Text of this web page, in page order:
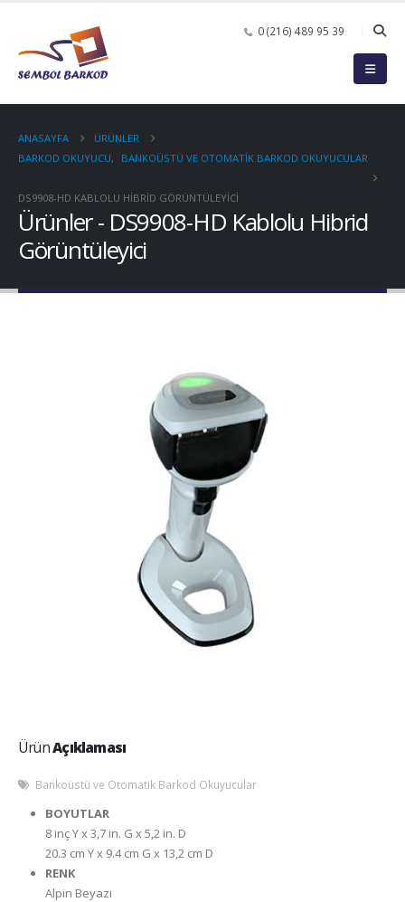
0 (216) 489 95 39
ANASAYFA
ÜRÜNLER
BARKOD OKUYUCU, BANKOÜSTÜ VE OTOMATIK BARKOD OKUYUCULAR
DS9908-HD KABLOLU HIBRID GÖRÜNTÜLEYICI
Ürünler - DS9908-HD Kablolu Hibrid
Görüntüleyici
ÜrünAçıklaması
Bankoüstü ve Otomatik Barkod Okuyucular
BOYUTLAR
8 inç Y x 3,7 in. G x 5,2 in. D
20.3 cm Y x 9.4 cm G x 13,2 cm D
RENK
Alpin Beyazı